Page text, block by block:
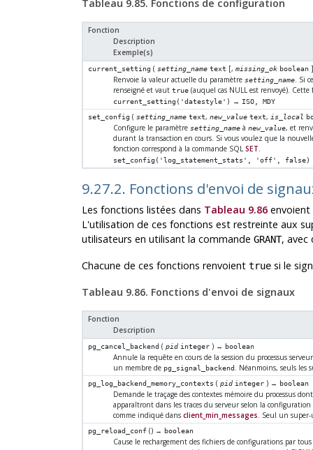
Tableau 9.85. Fonctions de configuration
Fonction
Description
Exemple(s)
current_setting (setting_name text [,missing_ok boolean
Renvoie la valeur actuelle du paramètre setting_name. Si
renseigné et vaut true(auquel cas NULL est renvoyé).
current_setting('datestyle') → ISO, MDY
set_config (setting_name text,new_value text,is_local
Configure le paramètre setting_nameà new_value, et
durant la transaction en cours. Si vous voulez que la
fonction correspond à la commande SQL SET.
set_config('log_statement_stats', 'off', false)
9.27.2. Fonctions d'envoi de
Les fonctions listées dans Tableau 9.86envoient
L'utilisation de ces fonctions est restreinte aux
utilisateurs en utilisant la commande GRANT, avec
Chacune de ces fonctions renvoient truesi le
Tableau 9.86. Fonctions d'envoi de signaux
Fonction
Description
pg_cancel_backend (pid integer ) → boolean
Annule la requête en cours de la session du processus
un membre de pg_signal_backend. Néanmoins, seuls les
pg_log_backend_memory_contexts (pid integer ) → boolean
Demande le traçage des contextes mémoire du processus
apparaîtront dans les traces du serveur selon la
comme indiqué dans client_min_messages. Seul un super-
pg_reload_conf () → boolean
Cause le rechargement des fichiers de configurations par